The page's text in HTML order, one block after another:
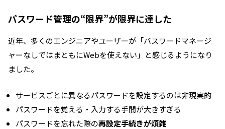
パスワード管理の“限界”が限界に達した
近年、多くのエンジニアやユーザーが「パスワードマネージ
ャーなしではまともにWebを使えない」と感じるようになり
ました。
サービスごとに異なるパスワードを設定するのは非現実的
パスワードを覚える・入力する手間が大きすぎる
パスワードを忘れた際の再設定手続きが煩雑